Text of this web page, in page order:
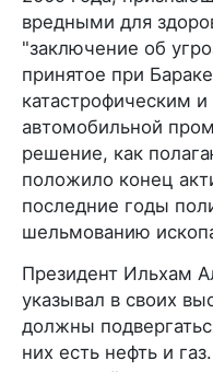
вредными для
"заключение об
принятое при
катастрофическим
автомобильной
решение, как
положило конец
последние годы
шельмованию
Президент Ильхам
указывал в своих
должны
них есть нефть и